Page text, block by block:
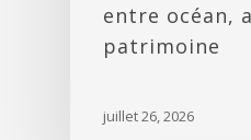
entre océan,
patrimoine
juillet 26, 2026